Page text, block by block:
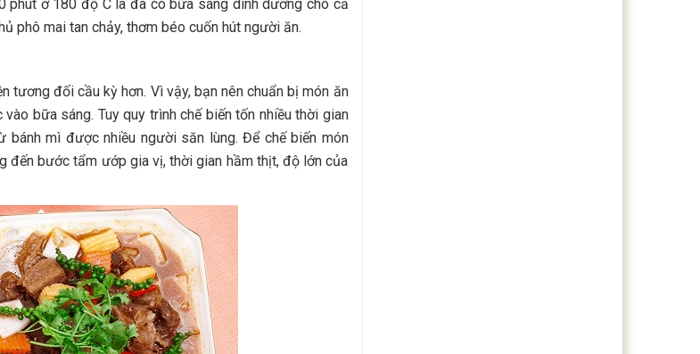
phút ở 180 độ C là đã có bữa sáng dinh dưỡng cho cả
phô mai tan chảy, thơm béo cuốn hút người ăn.
tương đối cầu kỳ hơn. Vì vậy, bạn nên chuẩn bị món ăn
bữa sáng. Tuy quy trình chế biến tốn nhiều thời gian
mì được nhiều người săn lùng. Để chế biến món
đến bước tẩm ướp gia vị, thời gian hầm thịt, độ lớn của